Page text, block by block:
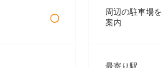
○
周辺の駐車場を
案内
最寄り駅